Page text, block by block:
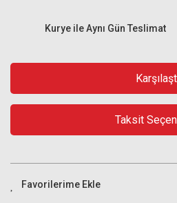
Kurye ile Aynı Gün Teslimat
Taksit